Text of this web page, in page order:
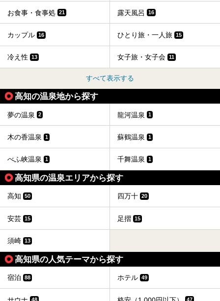
お食事・食事処 21 露天風呂 16
カップル 16 ひとり旅・一人旅 15
冷え性 13 女子旅・女子会 11
すべて表示する
高知の温泉地から探す
夢の温泉 2 龍河温泉 1
木の香温泉 1 蘇鶴温泉 1
べふ峡温泉 1 千舞温泉 1
高知県の温泉エリアから探す
高知 50 四万十 20
安芸 15 足摺 15
須崎 13
高知県の人気テーマから探す
宿泊 88 ホテル 49
48 47